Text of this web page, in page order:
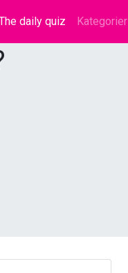
daily quiz (current)
Kategorier